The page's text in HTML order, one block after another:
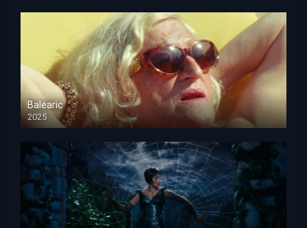
Balearic
2025
HD 1080p